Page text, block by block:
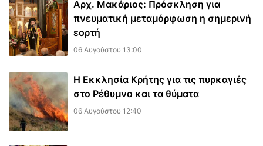
Αρχ. Μακάριος: Πρόσκληση για
πνευματική μεταμόρφωση η σημερινή
εορτή
06 Αυγούστου 13:00
Η Εκκλησία Κρήτης για τις πυρκαγιές
στο Ρέθυμνο και τα θύματα
06 Αυγούστου 12:40